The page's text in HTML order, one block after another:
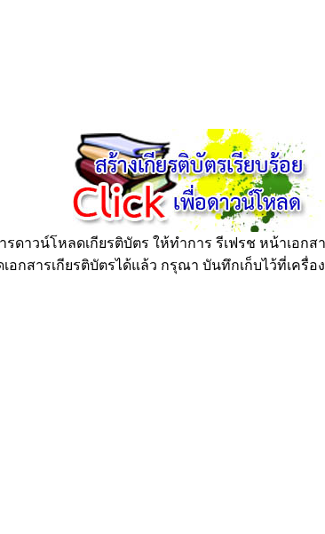
ดาวน์โหลดเกียรติบัตร ให้ทำการ รีเฟรช หน้าเอกส
อกสารเกียรติบัตรได้แล้ว กรุณา บันทึกเก็บไว้ที่เครื่